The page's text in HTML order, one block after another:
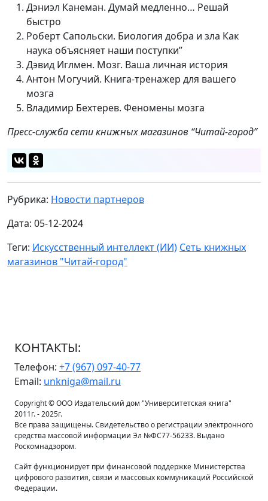
Дэниэл Канеман. Думай медленно… Решай
быстро
Роберт Сапольски. Биология добра и зла Как
наука объясняет наши поступки”
Дэвид Иглмен. Мозг. Ваша личная история
Антон Могучий. Книга-тренажер для вашего
мозга
Владимир Бехтерев. Феномены мозга
Пресс-служба сети книжных магазинов “Читай-город”
Рубрика: Новости партнеров
Дата: 05-12-2024
Теги: Искусственный интеллект (ИИ) Сеть книжных
магазинов "Читай-город"
КОНТАКТЫ:
Телефон: +7 (967) 097-40-77
Email: unkniga@mail.ru
Copyright © ООО Издательский дом "Университетская книга"
2011г. - 2025г.
Все права защищены. Свидетельство о регистрации электронного
средства массовой информации Эл №ФС77-56233. Выдано
Роскомнадзором.
Сайт функционирует при финансовой поддержке Министерства
цифрового развития, связи и массовых коммуникаций Российской
Федерации.